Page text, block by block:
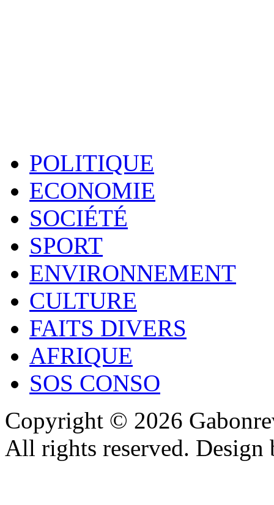
POLITIQUE
ECONOMIE
SOCIÉTÉ
SPORT
ENVIRONNEMENT
CULTURE
FAITS DIVERS
AFRIQUE
SOS CONSO
Copyright © 2026
All rights reserved.